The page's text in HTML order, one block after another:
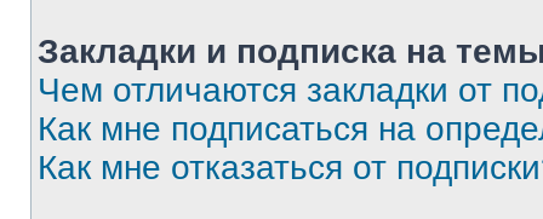
Закладки и подписка на
Чем отличаются закладки от
Как мне подписаться на
Как мне отказаться от